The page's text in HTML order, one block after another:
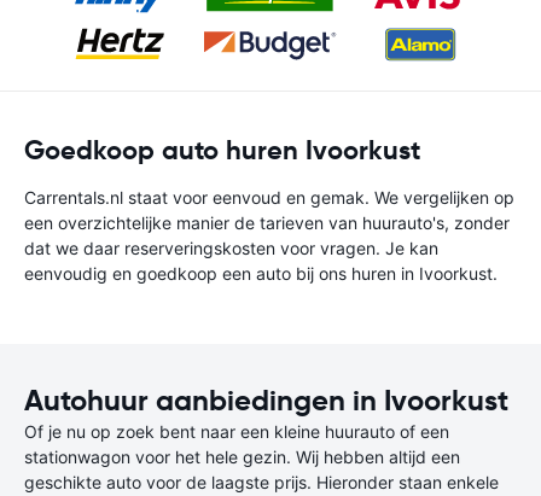
Goedkoop auto huren Ivoorkust
Carrentals.nl staat voor eenvoud en gemak. We vergelijken op
een overzichtelijke manier de tarieven van huurauto's, zonder
dat we daar reserveringskosten voor vragen. Je kan
eenvoudig en goedkoop een auto bij ons huren in Ivoorkust.
Autohuur aanbiedingen in Ivoorkust
Of je nu op zoek bent naar een kleine huurauto of een
stationwagon voor het hele gezin. Wij hebben altijd een
geschikte auto voor de laagste prijs. Hieronder staan enkele